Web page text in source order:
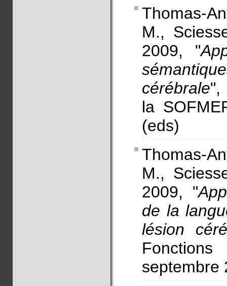
Thomas-
M.,
2009, "
cérébrale",
la
(eds)
Thomas-
M.,
2009, "
de la
lésion
septembre